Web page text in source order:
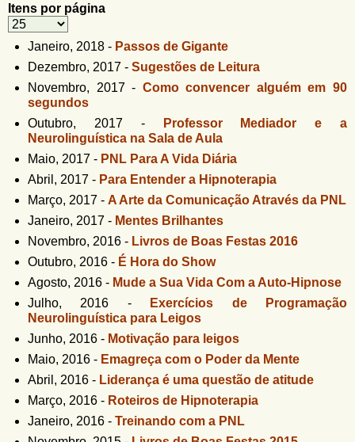
u
u
á
r
d
b
u
s
c
a
a
n
o
o
o
Itens por página
Janeiro, 2018 - Passos de Gigante
Dezembro, 2017 - Sugestões de Leitura
Novembro, 2017 - Como convencer alguém em 90
segundos
Outubro, 2017
-
Professor Mediador e a
Neurolinguística na Sala de Aula
Maio, 2017 - PNL Para A Vida Diária
Abril, 2017 - Para Entender a Hipnoterapia
Março, 2017 - A Arte da Comunicação Através da PNL
Janeiro, 2017 - Mentes Brilhantes
Novembro, 2016 - Livros de Boas Festas 2016
Outubro, 2016 - É Hora do Show
Agosto, 2016 - Mude a Sua Vida Com a Auto-Hipnose
Julho, 2016
-
Exercícios de Programação
Neurolinguística para Leigos
Junho, 2016 - Motivação para leigos
Maio, 2016 - Emagreça com o Poder da Mente
Abril, 2016 - Liderança é uma questão de atitude
Março, 2016 - Roteiros de Hipnoterapia
Janeiro, 2016 - Treinando com a PNL